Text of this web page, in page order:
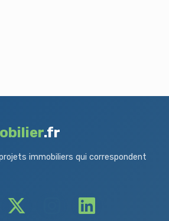
.fr
immobiliers qui correspondent